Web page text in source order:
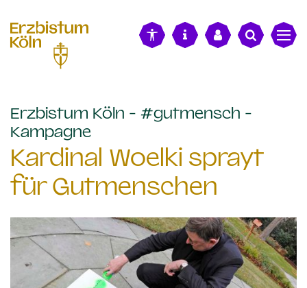
Erzbistum Köln - #gutmensch -
Kampagne:
Kardinal Woelki sprayt
für Gutmenschen